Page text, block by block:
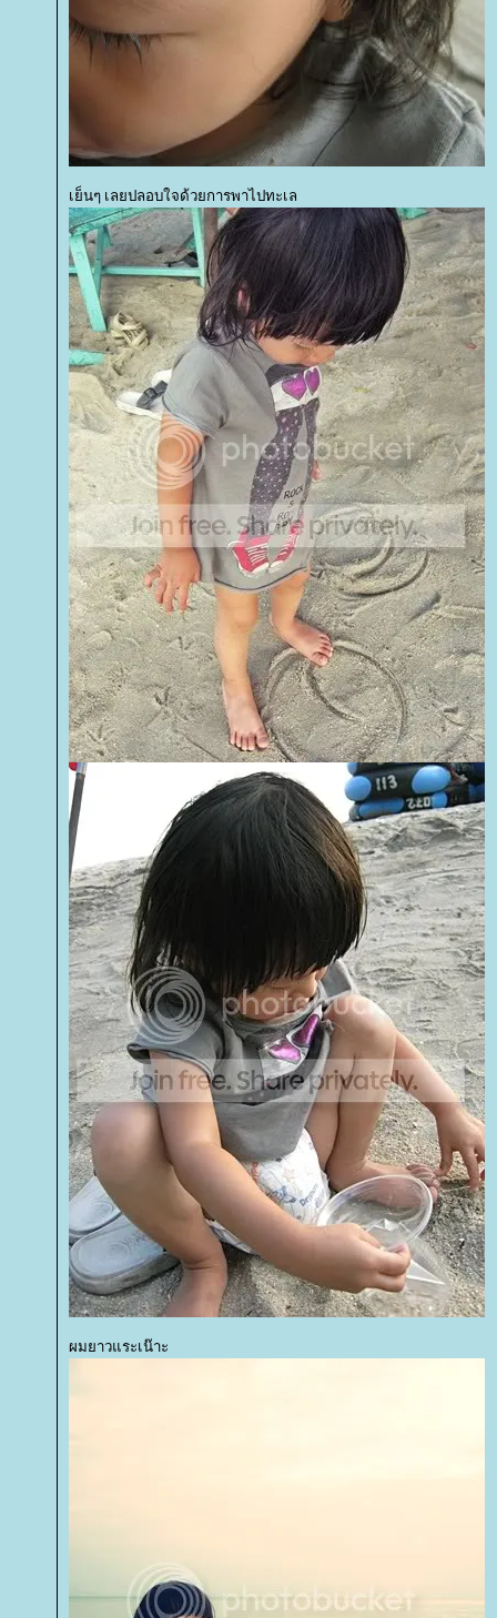
เย็นๆ เลยปลอบใจด้วยการพาไปทะเล
ผมยาวแระเน๊าะ